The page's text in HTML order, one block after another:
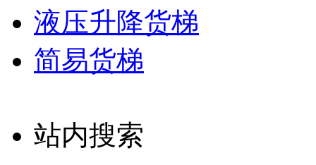
液压升降货梯
简易货梯
站内搜索